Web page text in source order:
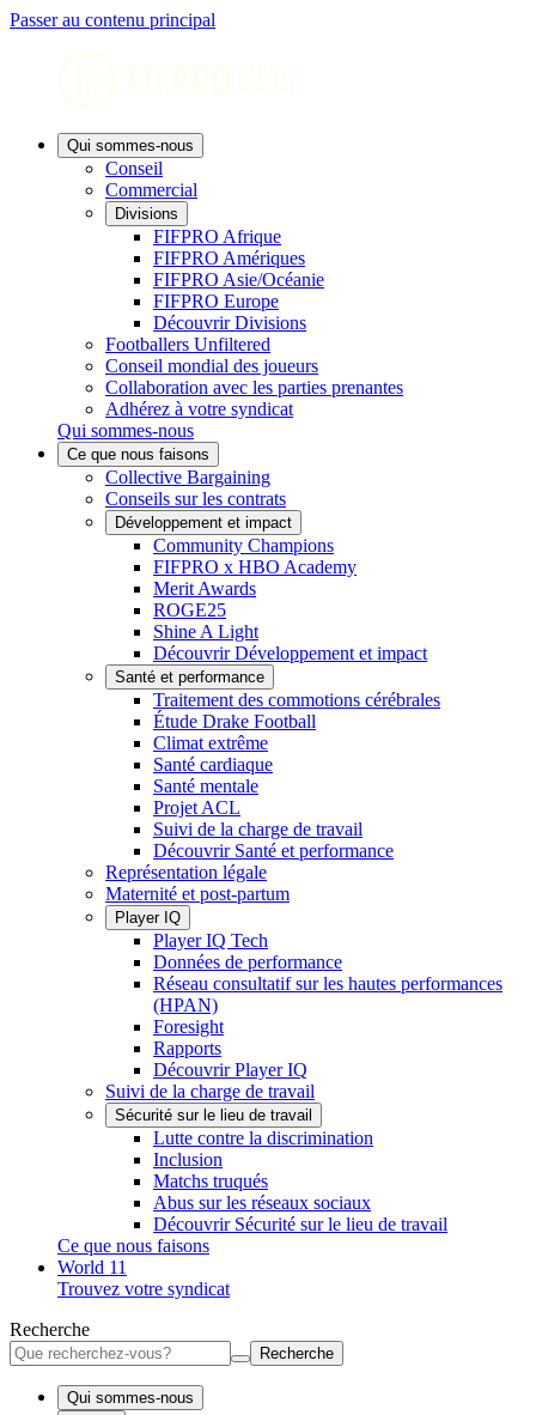
Passer au contenu principal
Qui sommes-nous
Conseil
Commercial
Divisions
FIFPRO Afrique
FIFPRO Amériques
FIFPRO Asie/Océanie
FIFPRO Europe
Découvrir Divisions
Footballers Unfiltered
Conseil mondial des joueurs
Collaboration avec les parties prenantes
Adhérez à votre syndicat
Qui sommes-nous
Ce que nous faisons
Collective Bargaining
Conseils sur les contrats
Développement et impact
Community Champions
FIFPRO x HBO Academy
Merit Awards
ROGE25
Shine A Light
Découvrir Développement et impact
Santé et performance
Traitement des commotions cérébrales
Étude Drake Football
Climat extrême
Santé cardiaque
Santé mentale
Projet ACL
Suivi de la charge de travail
Découvrir Santé et performance
Représentation légale
Maternité et post-partum
Player IQ
Player IQ Tech
Données de performance
Réseau consultatif sur les hautes performances
(HPAN)
Foresight
Rapports
Découvrir Player IQ
Suivi de la charge de travail
Sécurité sur le lieu de travail
Lutte contre la discrimination
Inclusion
Matchs truqués
Abus sur les réseaux sociaux
Découvrir Sécurité sur le lieu de travail
Ce que nous faisons
World 11
Trouvez votre syndicat
Recherche
Recherche
Qui sommes-nous